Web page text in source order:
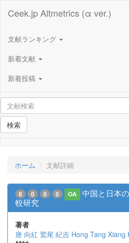
Ceek.jp Altmetrics (α ver.)
文献ランキング
新着文献
新着投稿
検索
ホーム 文献詳細
8 0 0 0 OA
中国と日本
較研究
著者
唐 向紅 鷲尾 紀吉 Hong Tang Xiang